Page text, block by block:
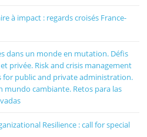
à impact : regards croisés France-
dans un monde en mutation. Défis
privée. Risk and crisis management
for public and private administration.
mundo cambiante. Retos para las
Resilience : call for special